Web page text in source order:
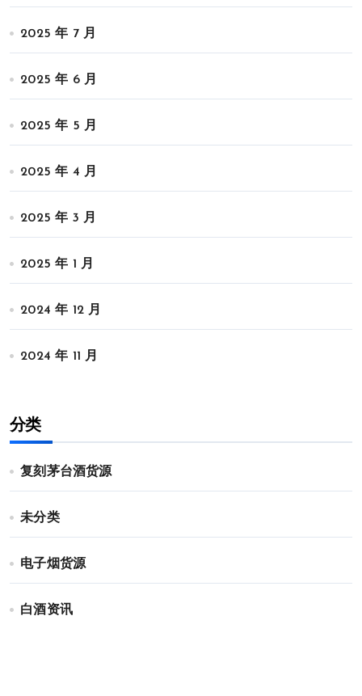
2025 年 7 月
2025 年 6 月
2025 年 5 月
2025 年 4 月
2025 年 3 月
2025 年 1 月
2024 年 12 月
2024 年 11 月
分类
复刻茅台酒货源
未分类
电子烟货源
白酒资讯